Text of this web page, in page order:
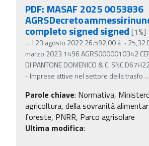
PDF: MASAF 2025 0053836
completo signed signed [1%]
… l 23 agosto 2022 26.592,00 â‚¬ 25,32
marzo 2023 1496 AGRS0000010342
DI PANTONE DOMENICO & C. SNC
- Imprese attive nel settore della trasfo …
Parole chiave: Normativa,
agricoltura, della sovranità
foreste, PNRR, Parco agrisolare
Ultima modifica: